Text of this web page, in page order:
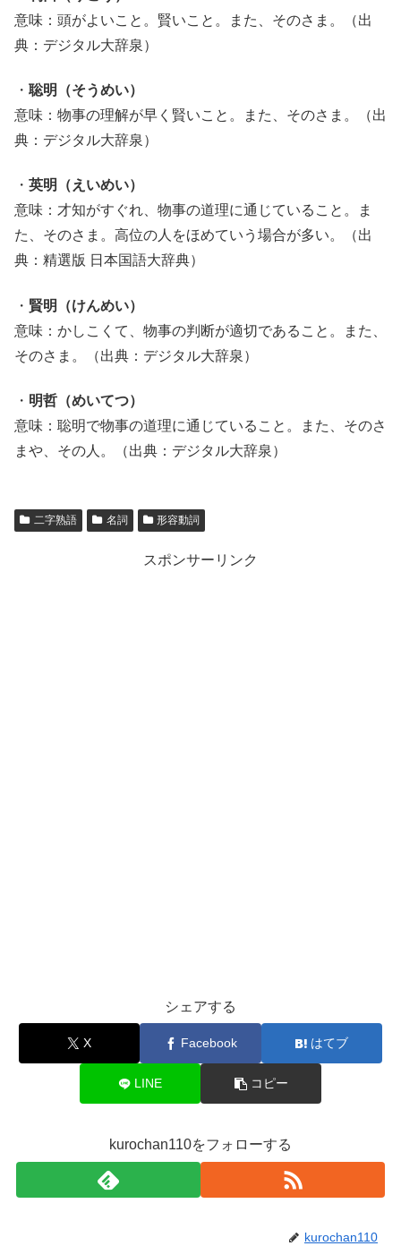
意味：頭がよいこと。賢いこと。また、そのさま。（出
典：デジタル大辞泉）
・ 聡明（そうめい）
意味：物事の理解が早く賢いこと。また、そのさま。（出
典：デジタル大辞泉）
・ 英明（えいめい）
意味：才知がすぐれ、物事の道理に通じていること。ま
た、そのさま。高位の人をほめていう場合が多い。（出
典：精選版 日本国語大辞典）
・ 賢明（けんめい）
意味：かしこくて、物事の判断が適切であること。また、
そのさま。（出典：デジタル大辞泉）
・ 明哲（めいてつ）
意味：聡明で物事の道理に通じていること。また、そのさ
まや、その人。（出典：デジタル大辞泉）
二字熟語 名詞 形容動詞
スポンサーリンク
シェアする
X Facebook はてブ
LINE コピー
kurochan110をフォローする
kurochan110